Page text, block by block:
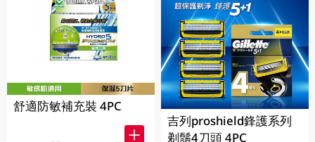
舒適防敏補充裝 4PC
吉列proshield鋒護系列
剃鬚4刀頭 4PC